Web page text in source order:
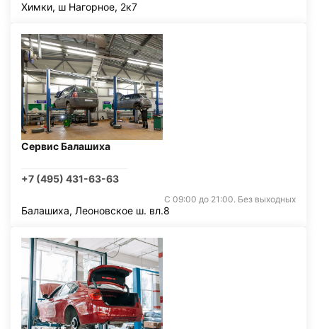
Химки, ш Нагорное, 2к7
Сервис Балашиха
+7 (495) 431-63-63
С 09:00 до 21:00. Без выходных
Балашиха, Леоновское ш. вл.8